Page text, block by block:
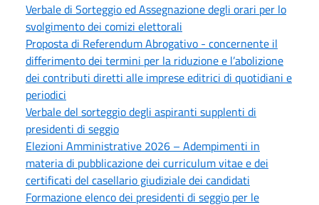
Verbale di Sorteggio ed Assegnazione degli orari per lo
svolgimento dei comizi elettorali
Proposta di Referendum Abrogativo - concernente il
differimento dei termini per la riduzione e l’abolizione
dei contributi diretti alle imprese editrici di quotidiani e
periodici
Verbale del sorteggio degli aspiranti supplenti di
presidenti di seggio
Elezioni Amministrative 2026 – Adempimenti in
materia di pubblicazione dei curriculum vitae e dei
certificati del casellario giudiziale dei candidati
Formazione elenco dei presidenti di seggio per le